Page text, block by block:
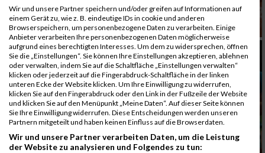
Wir und unsere Partner speichern und/oder greifen auf Informationen auf
einem Gerät zu, wie z. B. eindeutige IDs in cookie und anderen
Browserspeichern, um personenbezogene Daten zu verarbeiten. Einige
Anbieter verarbeiten Ihre personenbezogenen Daten möglicherweise
aufgrund eines berechtigten Interesses. Um dem zu widersprechen, öffnen
Sie die „Einstellungen“. Sie können Ihre Einstellungen akzeptieren, ablehnen
oder verwalten, indem Sie auf die Schaltfläche „Einstellungen verwalten“
klicken oder jederzeit auf die Fingerabdruck-Schaltfläche in der linken
unteren Ecke der Website klicken. Um Ihre Einwilligung zu widerrufen,
klicken Sie auf den Fingerabdruck oder den Link in der Fußzeile der Website
und klicken Sie auf den Menüpunkt „Meine Daten“. Auf dieser Seite können
Sie Ihre Einwilligung widerrufen. Diese Entscheidungen werden unseren
Partnern mitgeteilt und haben keinen Einfluss auf die Browserdaten.
Wir und unsere Partner verarbeiten Daten, um die Leistung
der Website zu analysieren und Folgendes zu tun: